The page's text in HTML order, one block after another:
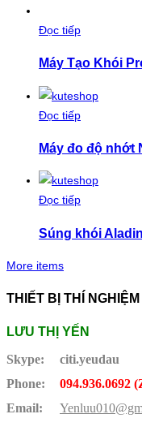
Đọc tiếp
Máy Tạo Khói
Đọc tiếp
Máy đo độ nhớt
Đọc tiếp
Súng khói
More items
THIẾT BỊ THÍ NGHIỆM
LƯU THỊ YẾN
Skype:
citi.yeudau
Phone:
094.936.0692
Email: